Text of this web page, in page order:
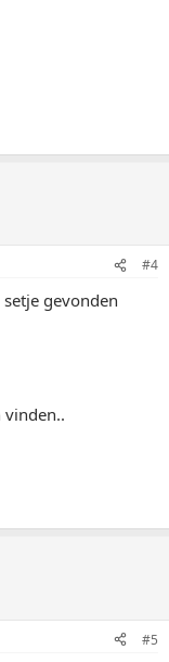
#4
gevonden
vinden..
#5